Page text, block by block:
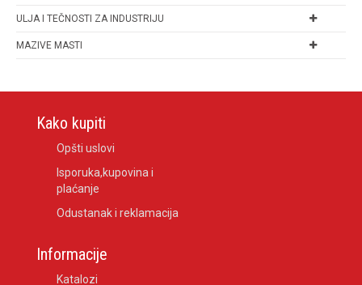
ULJA I TEČNOSTI ZA INDUSTRIJU
MAZIVE MASTI
Kako kupiti
Opšti uslovi
Isporuka,kupovina i
plaćanje
Odustanak i reklamacija
Informacije
Katalozi